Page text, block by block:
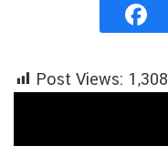
Post Views: 1,308